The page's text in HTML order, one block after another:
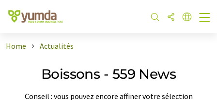
Home Actualités
Boissons - 559 News
Conseil : vous pouvez encore affiner votre sélection